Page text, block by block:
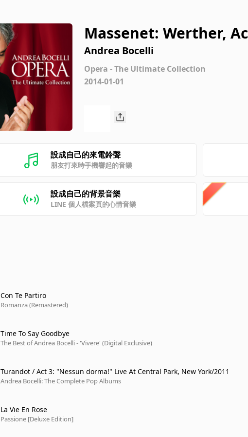
Massenet: Werther,
Andrea Bocelli
Opera - The Ultimate Collection
2014-01-01
設成自己的來電鈴聲
朋友打來時手機響起的音樂
設成自己的背景音樂
LINE 個人檔案頁的心情音樂
Con Te Partiro
Romanza (Remastered)
Time To Say Goodbye
The Best of Andrea Bocelli - 'Vivere' (Digital Exclusive)
Turandot / Act 3: "Nessun dorma!" Live At Central Park, New York/2011
Andrea Bocelli: The Complete Pop Albums
La Vie En Rose
Passione [Deluxe Edition]